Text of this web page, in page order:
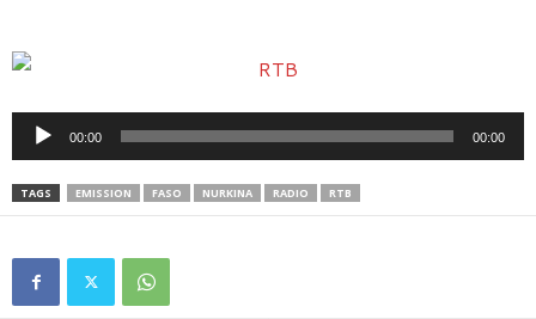
Lecteur
audio
00:00 00:00
TAGS EMISSION FASO NURKINA RADIO RTB